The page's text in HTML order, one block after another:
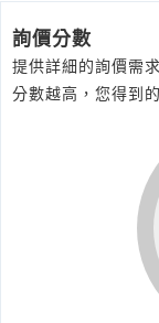
詢價分數
提供詳細的詢價需
分數越高，您得到